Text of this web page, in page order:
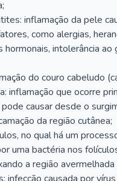
inflamação da pele
como alergias,
hormonais, intolerância ao
do couro cabeludo
inflamação que ocorre
pode causar desde o
da região cutânea;
no qual há um
uma bactéria nos
a região